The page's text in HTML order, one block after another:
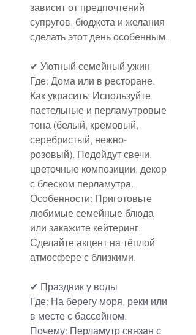
зависит от предпочтений
супругов, бюджета и желания
сделать этот день особенным.
✔ Уютный семейный ужин
Где: Дома или в ресторане.
Как украсить: Используйте
пастельные и перламутровые
тона (белый, кремовый,
серебристый, нежно-
розовый). Подойдут свечи,
цветочные композиции, декор
с блеском перламутра.
Особенности: Приготовьте
любимые семейные блюда
или закажите кейтеринг.
Сделайте акцент на тёплой
атмосфере с близкими.
✔ Праздник у воды
Где: На берегу моря, реки или
в месте с бассейном.
Почему: Перламутр связан с